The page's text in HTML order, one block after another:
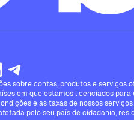
sobre contas, produtos e serviços
em que estamos licenciados
e as taxas de nossos
pelo seu país de cidadania,